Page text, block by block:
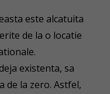
este alcatuita
de la o locatie
existenta, sa
de la zero. Astfel,